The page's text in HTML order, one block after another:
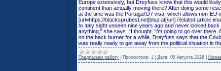
Europe extensively, but Dreyfuss knew that this would
continent than actually moving there? After doing some
at the time was the Portugal D7 visa, which allows non-
[url=https://blacksprubest.net]blsp at[/url] Related article
to Italy sight unseen nine years ago and never looked
anything,” she says. “I thought, ‘I’m going to go over
on the back burner for a while, Dreyfuss says that the
was really ready to get away from the political situation in
Предлагаем работу Просмотров: 1 Дата: 05 Августа 2026